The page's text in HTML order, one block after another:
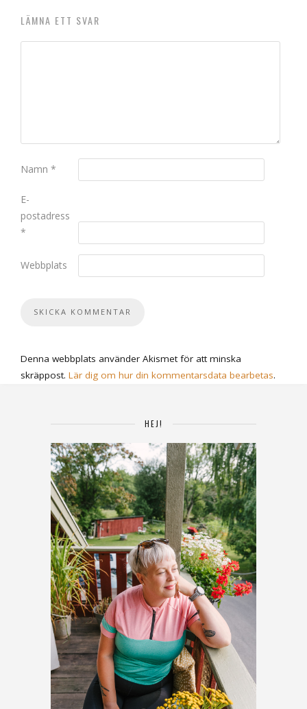
LÄMNA ETT SVAR
Namn *
E-
postadress
*
Webbplats
Denna webbplats använder Akismet för att minska
skräppost. Lär dig om hur din kommentarsdata bearbetas.
HEJ!